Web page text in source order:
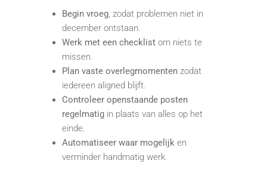
Begin vroeg, zodat problemen niet in
december ontstaan.
Werk met een checklist om niets te
missen.
Plan vaste overlegmomenten zodat
iedereen aligned blijft.
Controleer openstaande posten
regelmatig in plaats van alles op het
einde.
Automatiseer waar mogelijk en
verminder handmatig werk.